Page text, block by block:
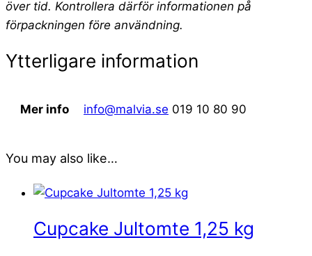
över tid. Kontrollera därför informationen på
förpackningen före användning.
Ytterligare information
Mer info info@malvia.se 019 10 80 90
You may also like…
Cupcake Jultomte 1,25 kg